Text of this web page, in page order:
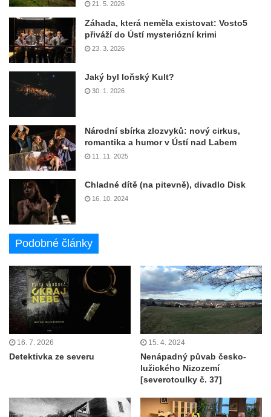
21. 5. 2026
Záhada, která neměla existovat: Vosto5
přiváží do Ústí mysteriózní krimi
23. 3. 2026
Jaký byl loňský Kult?
30. 1. 2026
Národní sbírka zlozvyků: nový cirkus,
romantika a humor v Ústí nad Labem
11. 11. 2025
Chladné dítě (na pitevně), divadlo Disk
16. 10. 2024
Podobné články
16. 7. 2026
Detektivka ze severu
15. 4. 2024
Nenápadný půvab česko-
lužického Nizozemí
[severotoulky č. 37]